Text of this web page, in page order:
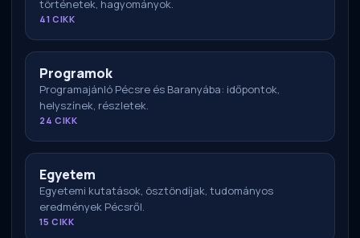
történetek, hagyományok.
41 CIKK
Programok
Programajánló Pécsre és Baranyába: időpontok,
helyszínek, részletek.
24 CIKK
Egyetem
Egyetemi kutatások, ösztöndíjak, tudományos
eredmények Pécsről.
15 CIKK